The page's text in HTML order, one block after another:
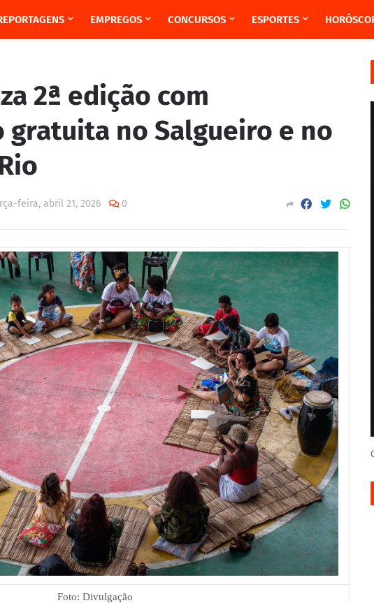
EMPREGOS CONCURSOS ESPORTES
2ª edição com
gratuita no Salgueiro e no
feira, abril 21, 2026 0
Foto: Divulgação